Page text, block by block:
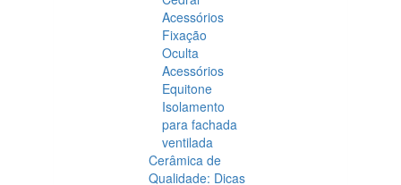
Acessórios
Fixação
Oculta
Acessórios
Equitone
Isolamento
para fachada
ventilada
Cerâmica de
Qualidade: Dicas